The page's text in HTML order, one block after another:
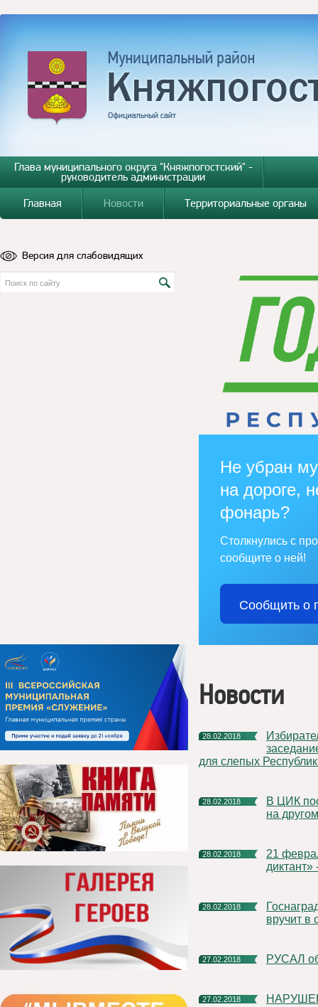
Глава муниципального округа "Княжпогостский" -
руководитель администрации
Главная
Новости Территориальные органы
Версия для слабовидящих
Не убран
на дороге,
фонарь?
Столкнулись с
сообщите о ней!
Сообщить о
Новости
28.02.2018
Избирательная комиссия Республики Коми провела
для слепых
28.02.2018
В ЦИК поступило более миллиона заявлений на голосование
на
28.02.2018
21 февраля в республике состоялась акция «Ӧтувъя коми
28.02.2018
Госнаграды победителям и призерам Олимпиады Путин
вручит в
27.02.2018 РУСАЛ
27.02.2018